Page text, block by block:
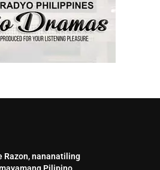
Razon, nananatiling